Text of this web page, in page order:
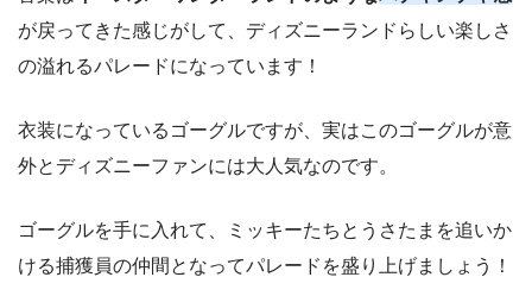
が戻ってきた感じがして、ディズニーランドらしい楽しさ
の溢れるパレードになっています！
衣装になっているゴーグルですが、実はこのゴーグルが意
外とディズニーファンには大人気なのです。
ゴーグルを手に入れて、ミッキーたちとうさたまを追いか
ける捕獲員の仲間となってパレードを盛り上げましょう！